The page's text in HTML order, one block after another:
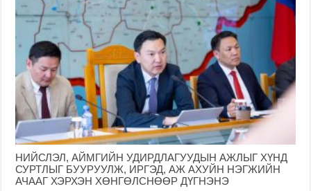
НИЙСЛЭЛ, АЙМГИЙН УДИРДЛАГУУДЫН АЖЛЫГ ХҮНД
СУРТЛЫГ БУУРУУЛЖ, ИРГЭД, АЖ АХУЙН НЭГЖИЙН
АЧААГ ХЭРХЭН ХӨНГӨЛСНӨӨР ДҮГНЭНЭ